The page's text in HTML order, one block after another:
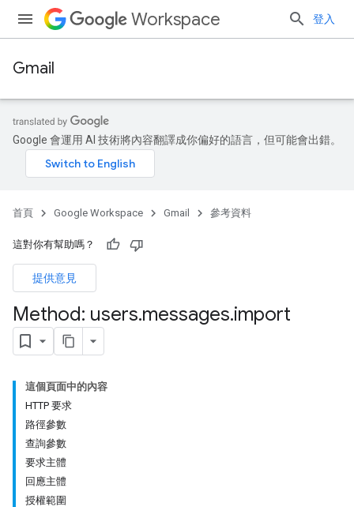
Workspace 登入
Gmail
Google 會運用 AI 技術將內容翻譯成你偏好的語言，但可能會出錯。
首頁 Google Workspace Gmail 參考資料
這對你有幫助嗎？
提供意見
Method: users.messages.import
這個頁面中的內容
HTTP 要求
路徑參數
查詢參數
要求主體
回應主體
授權範圍